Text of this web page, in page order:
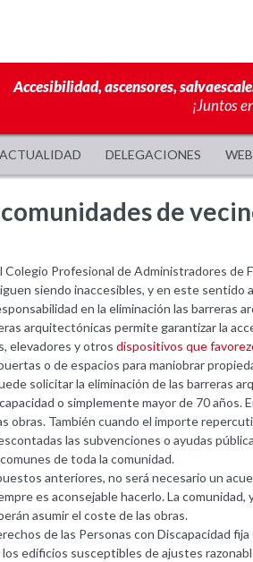
Accesibilidad, ascensores,
¡Juntos
ACTUALIDAD DELEGACIONES
de
Colegio Profesional de Administradores de
siendo inaccesibles, y en este sentido
en la eliminación las barreras
arquitectónicas permite garantizar la
elevadores y otros dispositivos que
o de espacios para maniobrar
solicitar la eliminación de las barreras
o simplemente mayor de 70 años.
obras. También cuando el importe
las subvenciones o ayudas
de toda la comunidad.
anteriores, no será necesario un
es aconsejable hacerlo. La
asumir el coste de las obras.
de las Personas con Discapacidad
edificios susceptibles de ajustes